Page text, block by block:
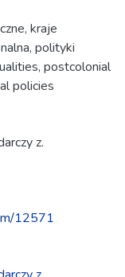
, kraje
, polityki
, postcolonial
policies
z.
12571